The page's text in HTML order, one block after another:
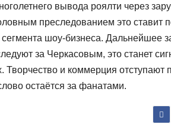
вывода роялти через
преследованием это ставит
шоу-бизнеса. Дальнейшее
за Черкасовым, это станет
Творчество и коммерция отступают
остаётся за фанатами.